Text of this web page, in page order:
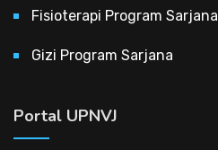
Fisioterapi Program Sarjana
Gizi Program Sarjana
Portal UPNVJ